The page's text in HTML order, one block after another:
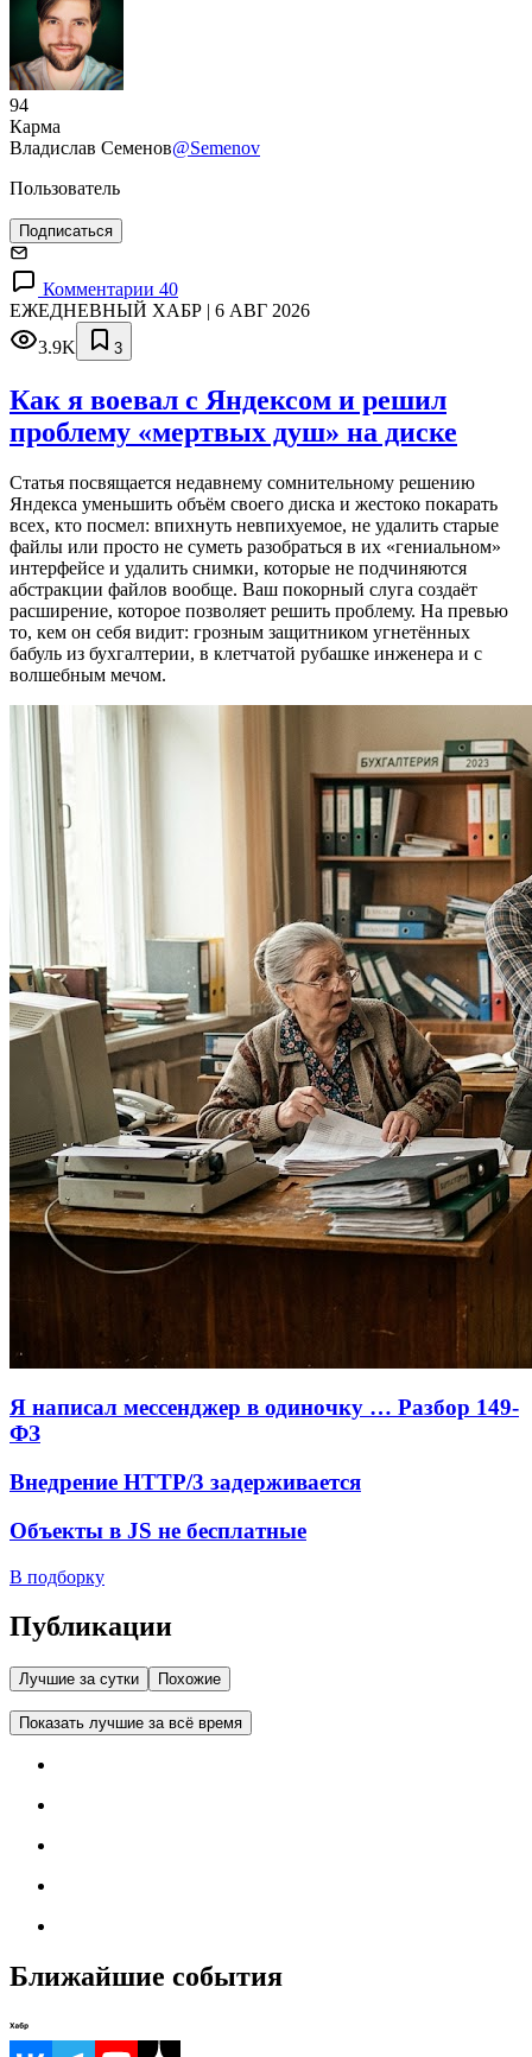
94
Карма
Владислав Семенов@Semenov
Пользователь
Подписаться
Комментарии 40
ЕЖЕДНЕВНЫЙ ХАБР | 6 АВГ 2026
3.9K
3
Как я воевал с Яндексом и решил
проблему «мертвых душ» на диске
Статья посвящается недавнему сомнительному решению
Яндекса уменьшить объём своего диска и жестоко покарать
всех, кто посмел: впихнуть невпихуемое, не удалить старые
файлы или просто не суметь разобраться в их «гениальном»
интерфейсе и удалить снимки, которые не подчиняются
абстракции файлов вообще. Ваш покорный слуга создаёт
расширение, которое позволяет решить проблему. На превью
то, кем он себя видит: грозным защитником угнетённых
бабуль из бухгалтерии, в клетчатой рубашке инженера и с
волшебным мечом.
Я написал мессенджер в одиночку … Разбор 149-
ФЗ
Внедрение HTTP/3 задерживается
Объекты в JS не бесплатные
В подборку
Публикации
Лучшие за сутки Похожие
Показать лучшие за всё время
Ближайшие события